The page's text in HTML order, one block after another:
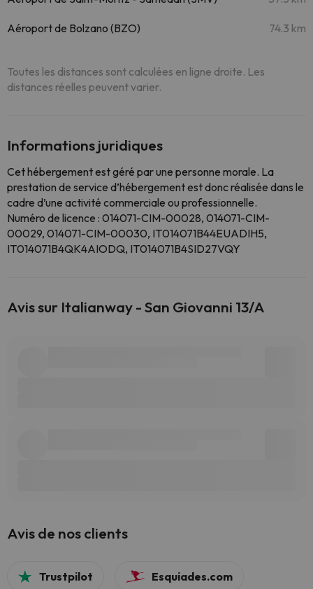
Aéroport de Bolzano (BZO) 74.3 km
Toutes les distances sont calculées en ligne droite. Les
distances réelles peuvent varier.
Informations juridiques
Cet hébergement est géré par une personne morale. La
prestation de service d’hébergement est donc réalisée dans le
cadre d’une activité commerciale ou professionnelle.
Numéro de licence : 014071-CIM-00028, 014071-CIM-
00029, 014071-CIM-00030, IT014071B44EUADIH5,
IT014071B4QK4AIODQ, IT014071B4SID27VQY
Avis sur Italianway - San Giovanni 13/A
Avis de nos clients
Trustpilot Esquiades.com